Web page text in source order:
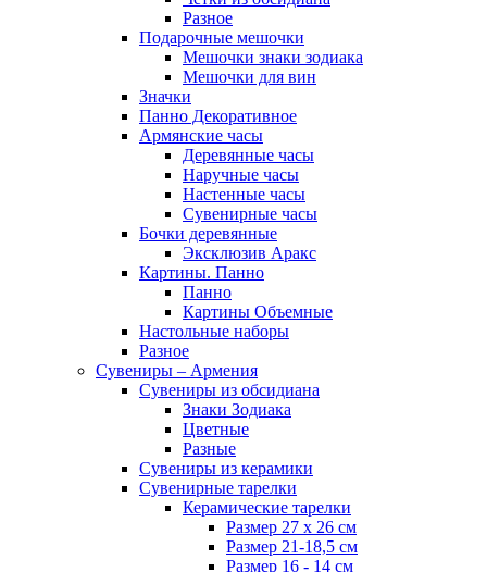
Разное
Подарочные мешочки
Мешочки знаки зодиака
Мешочки для вин
Значки
Панно Декоративное
Армянские часы
Деревянные часы
Наручные часы
Настенные часы
Сувенирные часы
Бочки деревянные
Эксклюзив Аракс
Картины. Панно
Панно
Картины Объемные
Настольные наборы
Разное
Сувениры – Армения
Сувениры из обсидиана
Знаки Зодиака
Цветные
Разные
Сувениры из керамики
Сувенирные тарелки
Керамические тарелки
Размер 27 х 26 см
Размер 21-18,5 см
Размер 16 - 14 см